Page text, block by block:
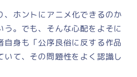
、ホントにアニメ化できるのか
う。でも、そんな心配をよそに
自身も「公序良俗に反する作品
いて、その問題性をよく認識し